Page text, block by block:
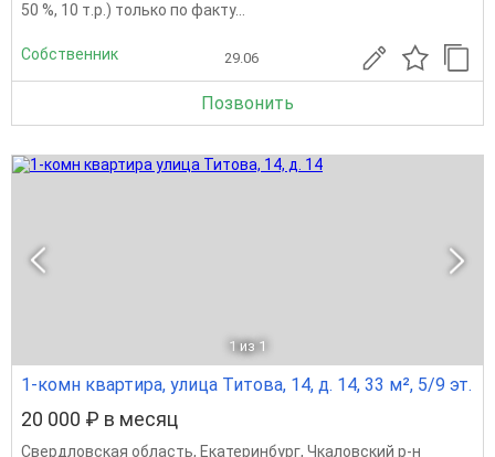
50 %, 10 т.р.) только по факту...
Собственник 29.06
Позвонить
1 из 1
1-комн квартира, улица Титова, 14, д. 14, 33 м², 5/9 эт.
20 000 ₽ в месяц
Свердловская область, Екатеринбург, Чкаловский р-н